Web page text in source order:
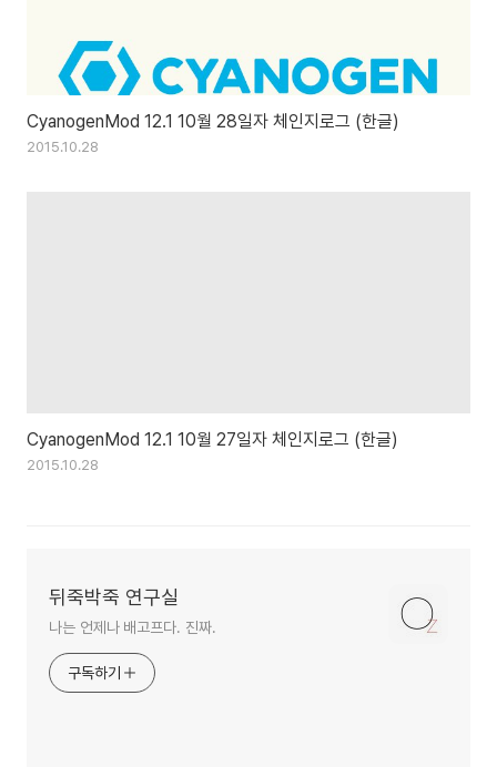
CyanogenMod 12.1 10월 28일자 체인지로그 (한글)
2015.10.28
CyanogenMod 12.1 10월 27일자 체인지로그 (한글)
2015.10.28
뒤죽박죽 연구실
나는 언제나 배고프다. 진짜.
구독하기